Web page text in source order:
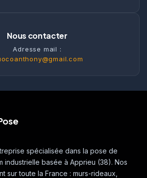
Nous contacter
Adresse mail :
spécialisée dans la pose de
industrielle basée à Apprieu (38). Nos
sur toute la France : murs-rideaux,